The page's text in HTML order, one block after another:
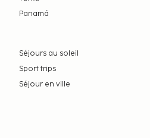
Panamá
Séjours au soleil
Sport trips
Séjour en ville